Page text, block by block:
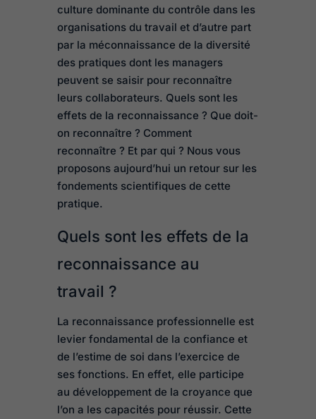
culture dominante du contrôle dans les
organisations du travail et d’autre part
par la méconnaissance de la diversité
des pratiques dont les managers
peuvent se saisir pour reconnaître
leurs collaborateurs. Quels sont les
effets de la reconnaissance ? Que doit-
on reconnaître ? Comment
reconnaître ? Et par qui ? Nous vous
proposons aujourd’hui un retour sur les
fondements scientifiques de cette
pratique.
Quels sont les effets de la
reconnaissance au
travail ?
La reconnaissance professionnelle est
levier fondamental de la confiance et
de l’estime de soi dans l’exercice de
ses fonctions. En effet, elle participe
au développement de la croyance que
l’on a les capacités pour réussir. Cette